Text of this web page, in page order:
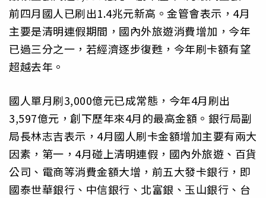
前四月國人已刷出1.4兆元新高。金管會表示，4月
主要是清明連假期間，國內外旅遊消費增加，今年
已過三分之一，若經濟逐步復甦，今年刷卡額有望
超越去年。
國人單月刷3,000億元已成常態，今年4月刷出
3,597億元，創下歷年來4月的最高金額。銀行局副
局長林志吉表示，4月國人刷卡金額增加主要有兩大
因素，第一，4月碰上清明連假，國內外旅遊、百貨
公司、電商等消費金額大增，前五大發卡銀行，即
國泰世華銀行、中信銀行、北富銀、玉山銀行、台